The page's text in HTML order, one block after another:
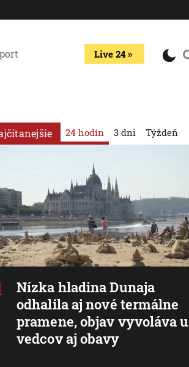
Live 24
24 hodín
Nízka hladina Dunaja
odhalila aj nové termálne
pramene, objav vyvoláva u
vedcov aj obavy
3 dni Týždeň